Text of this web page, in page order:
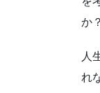
か？
人
れ